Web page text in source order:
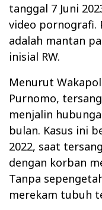
tanggal 7 Juni
video pornografi.
adalah mantan
inisial RW.
Menurut
Purnomo,
menjalin
bulan. Kasus ini
2022, saat
dengan korban
Tanpa
merekam tubuh